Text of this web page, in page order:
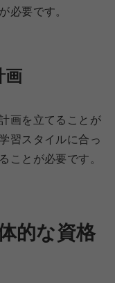
必要です。
画
画を立てることが
習スタイルに合っ
ことが必要です。
的な資格